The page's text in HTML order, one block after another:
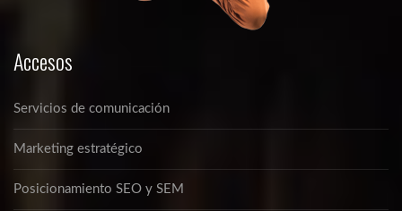
Accesos
Servicios de comunicación
Marketing estratégico
Posicionamiento SEO y SEM